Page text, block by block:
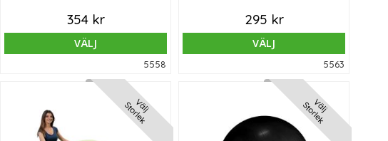
354 kr
VÄLJ
5558
295 kr
VÄLJ
5563
Välj
Storlek Välj
Storlek